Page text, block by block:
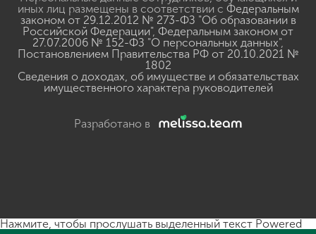
иных лиц размещены в соответствии с Федеральным
законом от 29.12.2012 № 273-ФЗ "Об образовании в
Российской Федерации", Федеральным законом от
27.07.2006 № 152-ФЗ "О персональных данных",
Постановлением Правительства РФ от 20.10.2021 №
1802
Сведения о доходах, об имуществе и обязательствах
имущественного характера руководителей
Разработано в
Нажмите, чтобы прослушать выделенный текст Powered